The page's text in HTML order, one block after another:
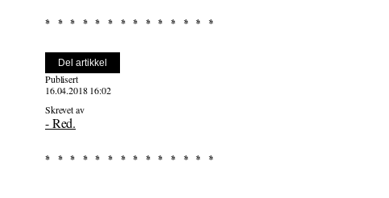
Del artikkel
Publisert
16.04.2018 16:02
Skrevet av
- Red.